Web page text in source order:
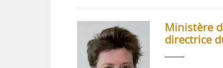
Ministère
directrice